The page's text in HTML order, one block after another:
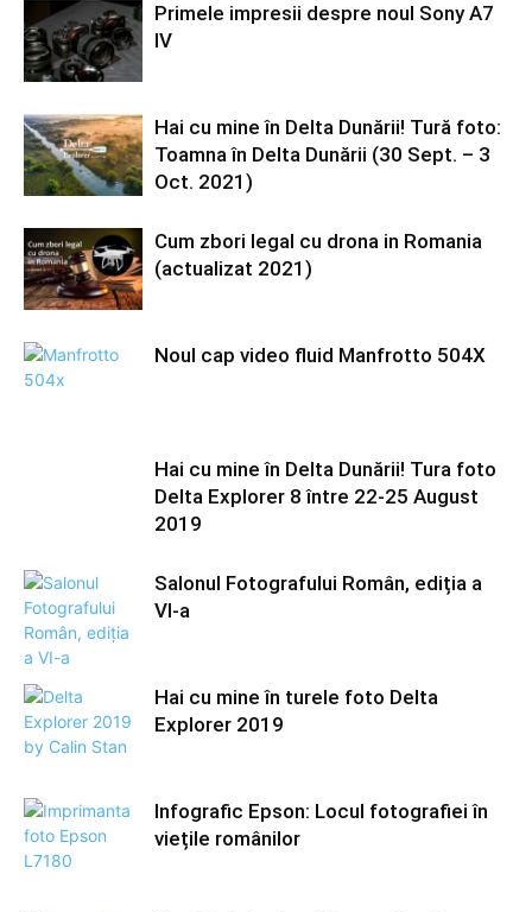
Primele impresii despre noul Sony A7
IV
Hai cu mine în Delta Dunării! Tură foto:
Toamna în Delta Dunării (30 Sept. – 3
Oct. 2021)
Cum zbori legal cu drona in Romania
(actualizat 2021)
Noul cap video fluid Manfrotto 504X
Hai cu mine în Delta Dunării! Tura foto
Delta Explorer 8 între 22-25 August
2019
Salonul Fotografului Român, ediția a
VI-a
Hai cu mine în turele foto Delta
Explorer 2019
Infografic Epson: Locul fotografiei în
viețile românilor